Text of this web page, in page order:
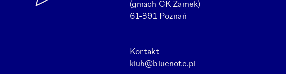
(gmach CK Zamek)
61-891 Poznań
Kontakt
klub@bluenote.pl